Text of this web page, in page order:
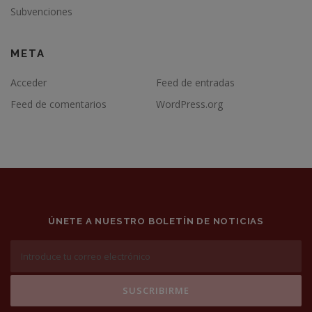
Subvenciones
META
Acceder
Feed de entradas
Feed de comentarios
WordPress.org
ÚNETE A NUESTRO BOLETÍN DE NOTICIAS